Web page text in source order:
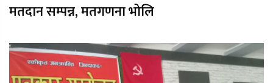
मतदान सम्पन्न, मतगणना भोलि